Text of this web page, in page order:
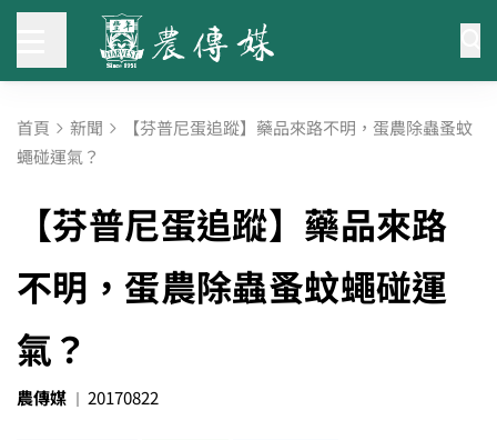
首頁 新聞 【芬普尼蛋追蹤】藥品來路不明，蛋農除蟲蚤蚊
蠅碰運氣？
【芬普尼蛋追蹤】藥品來路
不明，蛋農除蟲蚤蚊蠅碰運
氣？
農傳媒 20170822